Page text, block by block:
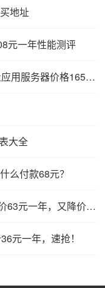
地址
元一年性能测评
阿里云双十一优惠：2核4G4M轻量应用服务器价格165元一年
大全
么付款68元？
阿里云轻量应用服务器2核2G优惠价63元一年，又降价了！
元一年，速抢！